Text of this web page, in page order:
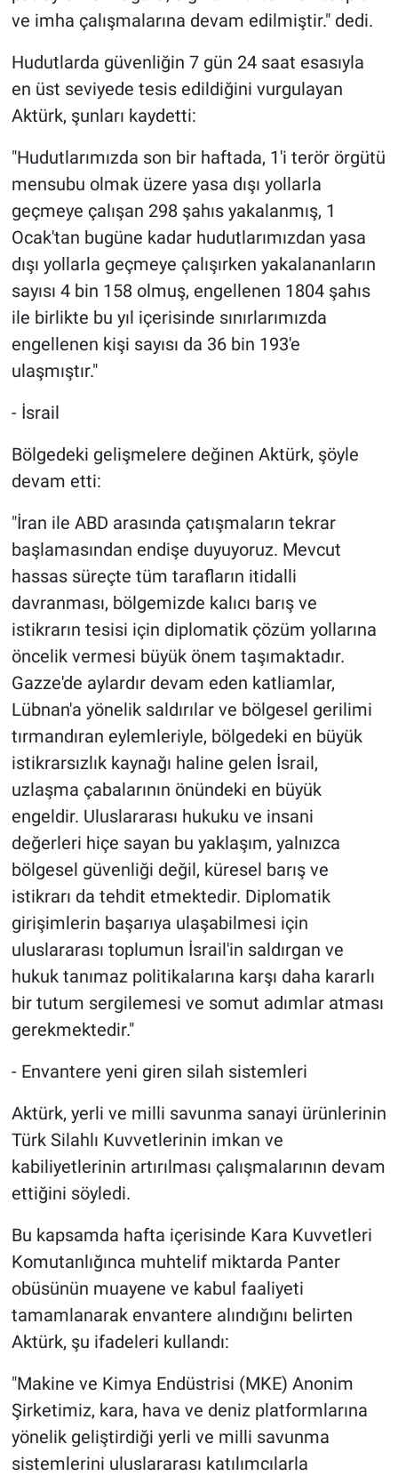
ve imha çalışmalarına devam edilmiştir." dedi.
Hudutlarda güvenliğin 7 gün 24 saat esasıyla
en üst seviyede tesis edildiğini vurgulayan
Aktürk, şunları kaydetti:
"Hudutlarımızda son bir haftada, 1'i terör örgütü
mensubu olmak üzere yasa dışı yollarla
geçmeye çalışan 298 şahıs yakalanmış, 1
Ocak'tan bugüne kadar hudutlarımızdan yasa
dışı yollarla geçmeye çalışırken yakalananların
sayısı 4 bin 158 olmuş, engellenen 1804 şahıs
ile birlikte bu yıl içerisinde sınırlarımızda
engellenen kişi sayısı da 36 bin 193'e
ulaşmıştır."
- İsrail
Bölgedeki gelişmelere değinen Aktürk, şöyle
devam etti:
"İran ile ABD arasında çatışmaların tekrar
başlamasından endişe duyuyoruz. Mevcut
hassas süreçte tüm tarafların itidalli
davranması, bölgemizde kalıcı barış ve
istikrarın tesisi için diplomatik çözüm yollarına
öncelik vermesi büyük önem taşımaktadır.
Gazze'de aylardır devam eden katliamlar,
Lübnan'a yönelik saldırılar ve bölgesel gerilimi
tırmandıran eylemleriyle, bölgedeki en büyük
istikrarsızlık kaynağı haline gelen İsrail,
uzlaşma çabalarının önündeki en büyük
engeldir. Uluslararası hukuku ve insani
değerleri hiçe sayan bu yaklaşım, yalnızca
bölgesel güvenliği değil, küresel barış ve
istikrarı da tehdit etmektedir. Diplomatik
girişimlerin başarıya ulaşabilmesi için
uluslararası toplumun İsrail'in saldırgan ve
hukuk tanımaz politikalarına karşı daha kararlı
bir tutum sergilemesi ve somut adımlar atması
gerekmektedir."
- Envantere yeni giren silah sistemleri
Aktürk, yerli ve milli savunma sanayi ürünlerinin
Türk Silahlı Kuvvetlerinin imkan ve
kabiliyetlerinin artırılması çalışmalarının devam
ettiğini söyledi.
Bu kapsamda hafta içerisinde Kara Kuvvetleri
Komutanlığınca muhtelif miktarda Panter
obüsünün muayene ve kabul faaliyeti
tamamlanarak envantere alındığını belirten
Aktürk, şu ifadeleri kullandı:
"Makine ve Kimya Endüstrisi (MKE) Anonim
Şirketimiz, kara, hava ve deniz platformlarına
yönelik geliştirdiği yerli ve milli savunma
sistemlerini uluslararası katılımcılarla